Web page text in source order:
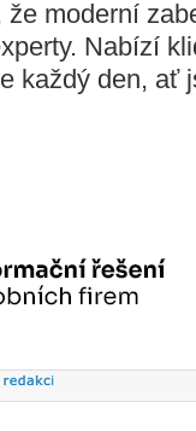
moderní
Nabízí
každý den, ať